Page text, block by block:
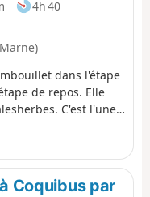
4h 40
dans l'étape
de repos. Elle
C'est l'une
qui ne démarre
alterne entre
plus
Coquibus par